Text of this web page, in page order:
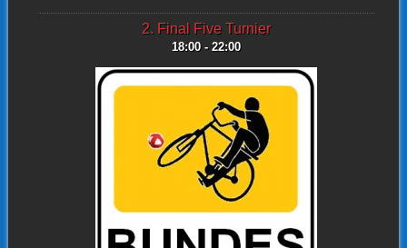
2. Final Five Turnier
18:00 - 22:00